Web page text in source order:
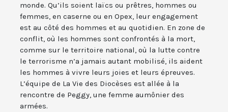
monde. Qu’ils soient laïcs ou prêtres, hommes ou
femmes, en caserne ou en Opex, leur engagement
est au côté des hommes et au quotidien. En zone de
conflit, où les hommes sont confrontés à la mort,
comme sur le territoire national, où la lutte contre
le terrorisme n’a jamais autant mobilisé, ils aident
les hommes à vivre leurs joies et leurs épreuves.
L’équipe de La Vie des Diocèses est allée à la
rencontre de Peggy, une femme aumônier des
armées.